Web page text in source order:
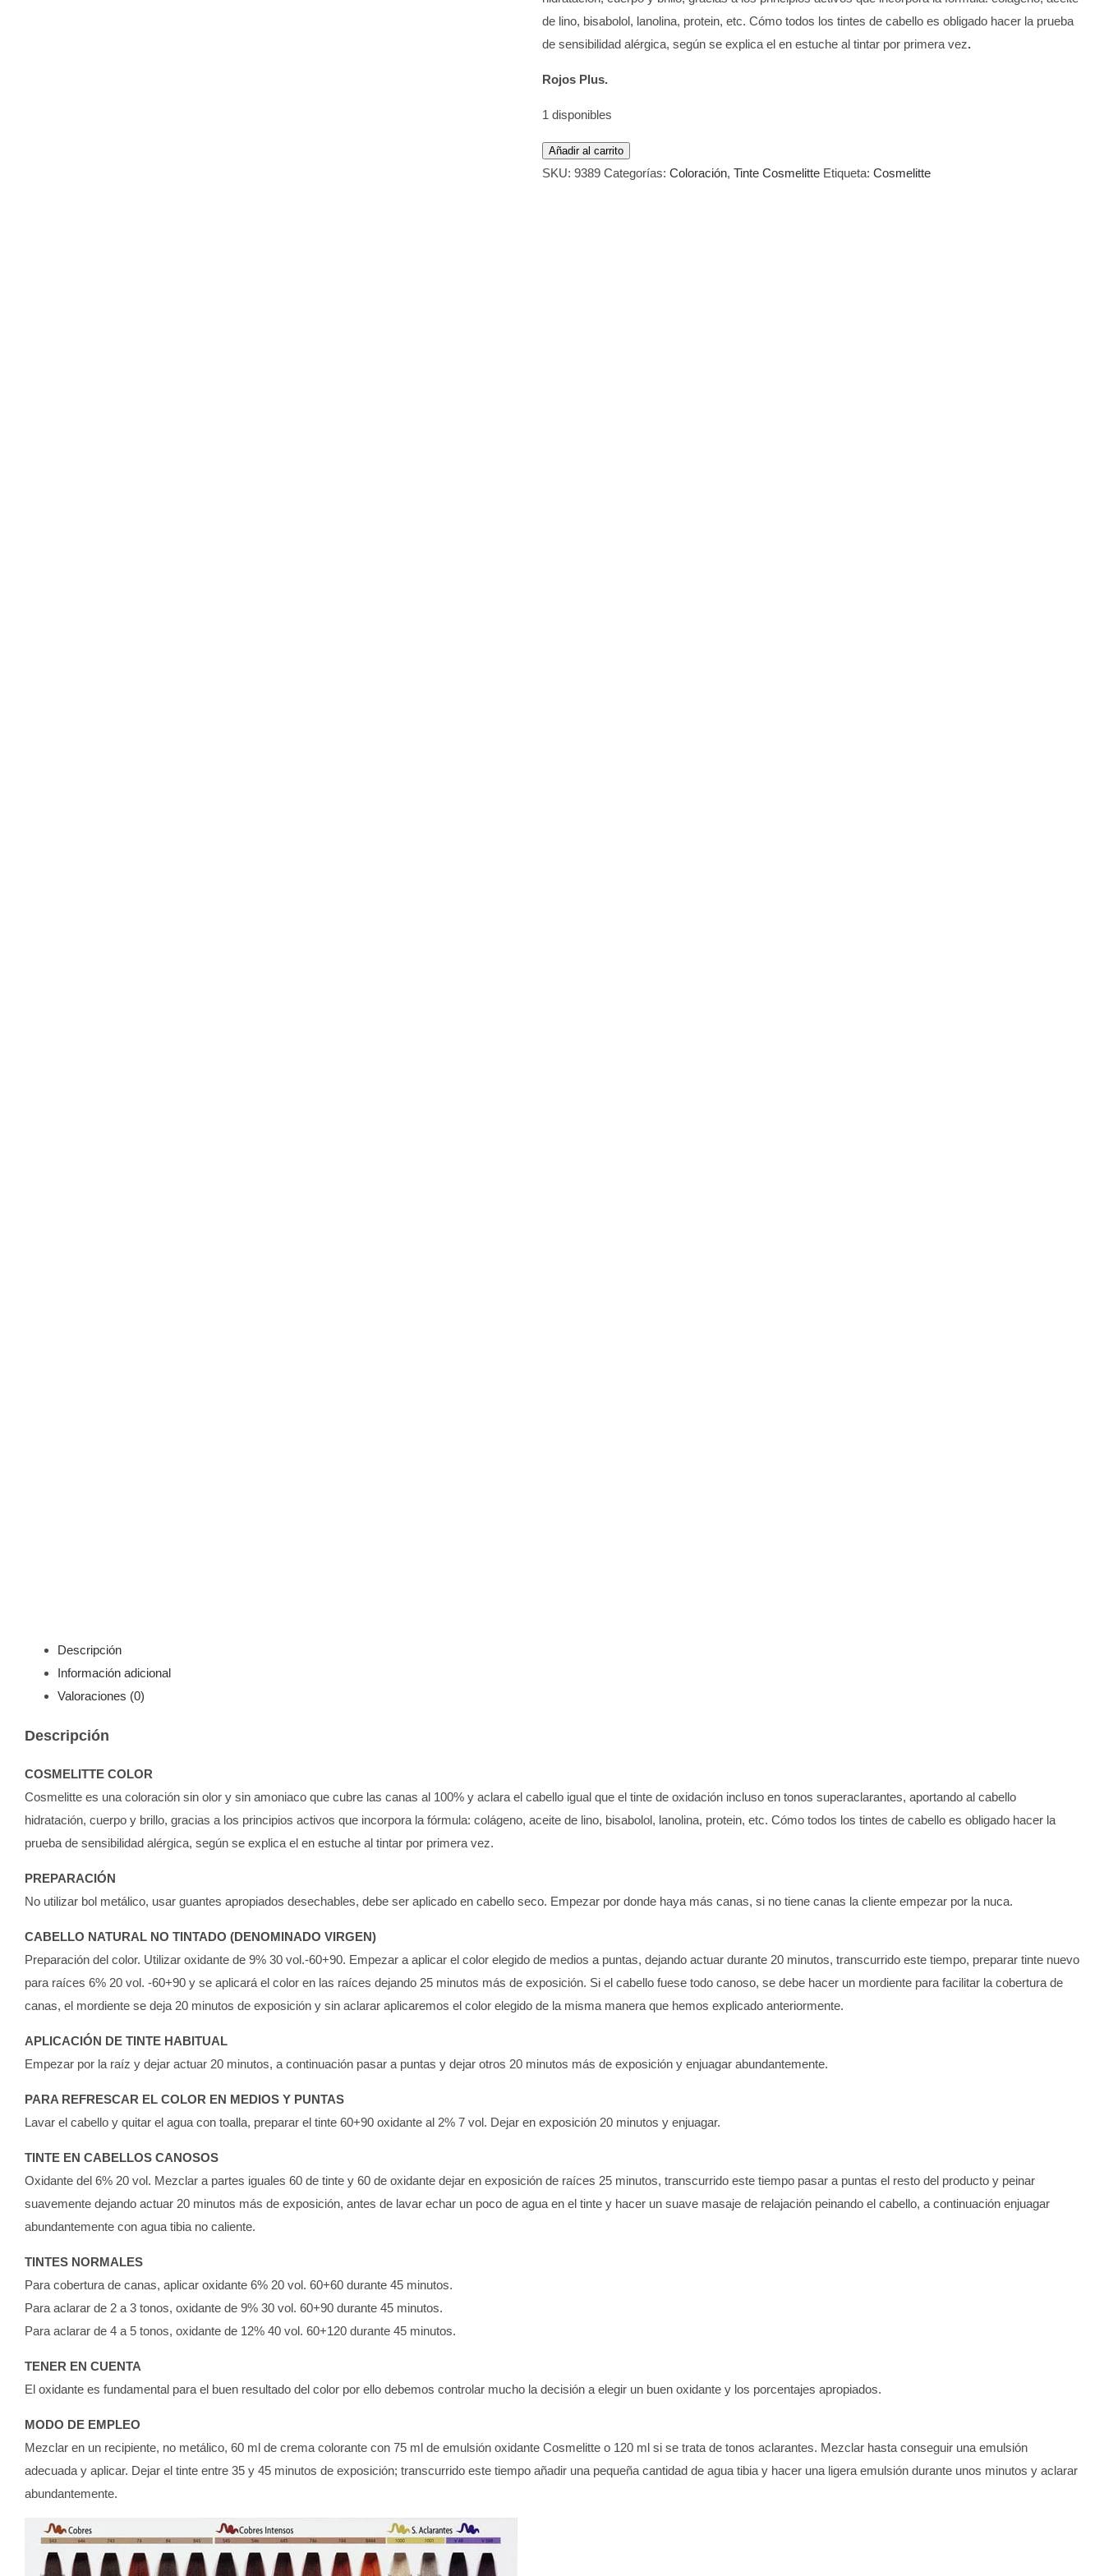
de lino, bisabolol, lanolina, protein, etc. Cómo todos los tintes de cabello es obligado hacer la prueba
de sensibilidad alérgica, según se explica el en estuche al tintar por primera vez.
Rojos Plus.
1 disponibles
Tinte
Cosmelitte
Añadir al carrito
SKU: 9389 Categorías: Coloración, Tinte Cosmelitte Etiqueta: Cosmelitte
Descripción
Información adicional
Valoraciones (0)
Descripción
COSMELITTE COLOR
Cosmelitte es una coloración sin olor y sin amoniaco que cubre las canas al 100% y aclara el cabello igual que el tinte de oxidación incluso en tonos superaclarantes, aportando al cabello
hidratación, cuerpo y brillo, gracias a los principios activos que incorpora la fórmula: colágeno, aceite de lino, bisabolol, lanolina, protein, etc. Cómo todos los tintes de cabello es obligado hacer la
prueba de sensibilidad alérgica, según se explica el en estuche al tintar por primera vez.
PREPARACIÓN
No utilizar bol metálico, usar guantes apropiados desechables, debe ser aplicado en cabello seco. Empezar por donde haya más canas, si no tiene canas la cliente empezar por la nuca.
CABELLO NATURAL NO TINTADO (DENOMINADO VIRGEN)
Preparación del color. Utilizar oxidante de 9% 30 vol.-60+90. Empezar a aplicar el color elegido de medios a puntas, dejando actuar durante 20 minutos, transcurrido este tiempo, preparar tinte nuevo
para raíces 6% 20 vol. -60+90 y se aplicará el color en las raíces dejando 25 minutos más de exposición. Si el cabello fuese todo canoso, se debe hacer un mordiente para facilitar la cobertura de
canas, el mordiente se deja 20 minutos de exposición y sin aclarar aplicaremos el color elegido de la misma manera que hemos explicado anteriormente.
APLICACIÓN DE TINTE HABITUAL
Empezar por la raíz y dejar actuar 20 minutos, a continuación pasar a puntas y dejar otros 20 minutos más de exposición y enjuagar abundantemente.
PARA REFRESCAR EL COLOR EN MEDIOS Y PUNTAS
Lavar el cabello y quitar el agua con toalla, preparar el tinte 60+90 oxidante al 2% 7 vol. Dejar en exposición 20 minutos y enjuagar.
TINTE EN CABELLOS CANOSOS
Oxidante del 6% 20 vol. Mezclar a partes iguales 60 de tinte y 60 de oxidante dejar en exposición de raíces 25 minutos, transcurrido este tiempo pasar a puntas el resto del producto y peinar
suavemente dejando actuar 20 minutos más de exposición, antes de lavar echar un poco de agua en el tinte y hacer un suave masaje de relajación peinando el cabello, a continuación enjuagar
abundantemente con agua tibia no caliente.
TINTES NORMALES
Para cobertura de canas, aplicar oxidante 6% 20 vol. 60+60 durante 45 minutos.
Para aclarar de 2 a 3 tonos, oxidante de 9% 30 vol. 60+90 durante 45 minutos.
Para aclarar de 4 a 5 tonos, oxidante de 12% 40 vol. 60+120 durante 45 minutos.
TENER EN CUENTA
El oxidante es fundamental para el buen resultado del color por ello debemos controlar mucho la decisión a elegir un buen oxidante y los porcentajes apropiados.
MODO DE EMPLEO
Mezclar en un recipiente, no metálico, 60 ml de crema colorante con 75 ml de emulsión oxidante Cosmelitte o 120 ml si se trata de tonos aclarantes. Mezclar hasta conseguir una emulsión
adecuada y aplicar. Dejar el tinte entre 35 y 45 minutos de exposición; transcurrido este tiempo añadir una pequeña cantidad de agua tibia y hacer una ligera emulsión durante unos minutos y aclarar
abundantemente.